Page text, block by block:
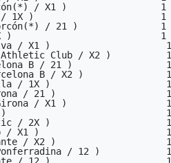
/ X1 )                 1
/ 1X )                       1
/ 21 )               1
/ 2X )                           1
/ X1 )                     1
( Athletic Club / X2 )          1
B / 21 )                 1
B / X2 )               1
/ 1X )                     1
/ 21 )                    1
Girona / X1 )                  1
)                             1
/ 2X )                     1
Lugo / X1 )                       1
/ X2 )                    1
Ponferradina / 12 )            1